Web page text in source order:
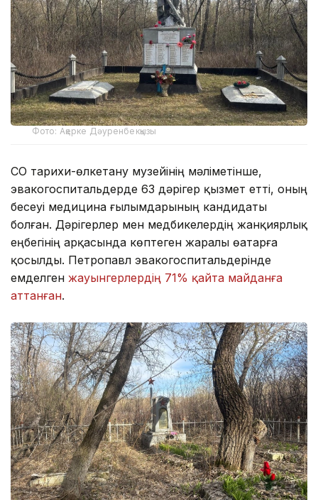
Фото: Ақерке Дәуренбекқызы
СҚО тарихи-өлкетану музейінің мәліметінше,
эвакогоспитальдерде 63 дәрігер қызмет етті, оның
бесеуі медицина ғылымдарының кандидаты
болған. Дәрігерлер мен медбикелердің жанқиярлық
еңбегінің арқасында көптеген жаралы өатарға
қосылды. Петропавл эвакогоспитальдерінде
емделген жауынгерлердің 71% қайта майданға
аттанған.